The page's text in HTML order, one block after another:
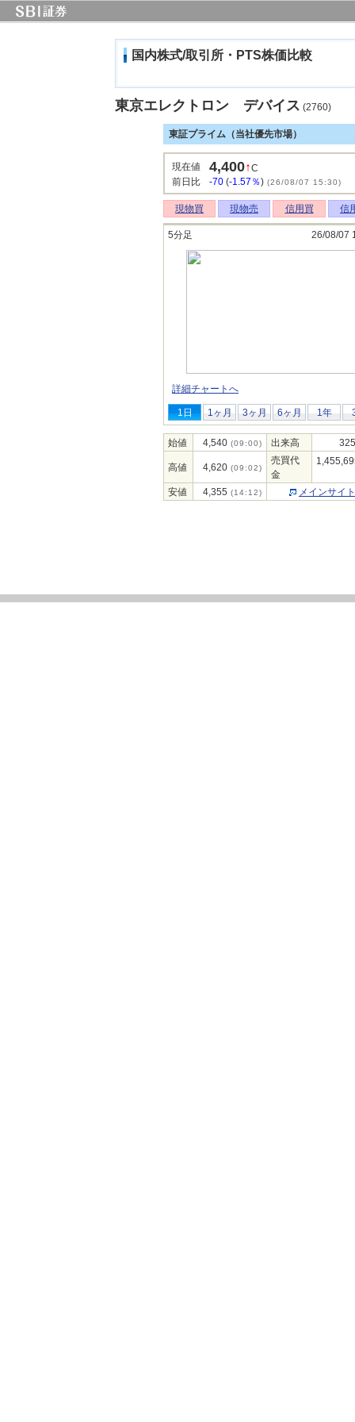
国内株式/取引所・PTS株価比較
東京エレクトロン デバイス (2760)
東証プライム（当社優先市場）
現在値 4,400↑C
前日比
-70 (-1.57％) (26/08/07 15:30)
現物買 現物売 信用買 信
5分足 26/08/07
詳細チャートへ
1日 1ヶ月 3ヶ月 6ヶ月 1年
始値 4,540 (09:00) 出来高
高値 4,620 (09:02)
売買代
金
安値 4,355 (14:12) メインサイ